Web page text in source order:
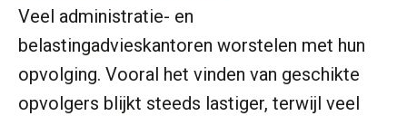
Veel administratie- en
belastingadvieskantoren worstelen met hun
opvolging. Vooral het vinden van geschikte
opvolgers blijkt steeds lastiger, terwijl veel
het, en waar let je op?
Het herbeleggen van de
Herinvesteringsreserve (HIR) in een
vastgoedbeleggingsfonds?